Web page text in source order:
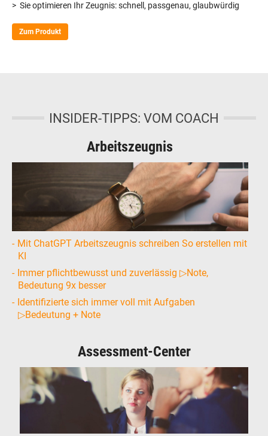
> Sie optimieren Ihr Zeugnis: schnell, passgenau, glaubwürdig
Zum Produkt
INSIDER-TIPPS: VOM COACH
Arbeitszeugnis
Mit ChatGPT Arbeitszeugnis schreiben So erstellen mit
KI
Immer pflichtbewusst und zuverlässig ▷Note,
Bedeutung 9x besser
Identifizierte sich immer voll mit Aufgaben
▷Bedeutung + Note
Assessment-Center